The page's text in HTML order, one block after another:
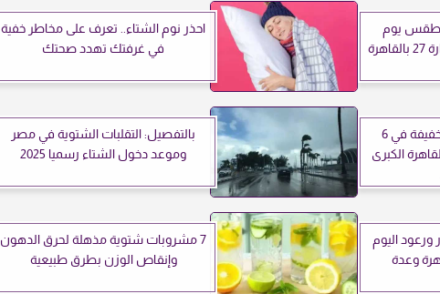
طقس يوم
احذر نوم الشتاء.. تعرف على مخاطر خفية
في غرفتك تهدد صحتك
توقعات الأرصاد: أمطار خفيفة في 6
الكبرى
بالتفصيل: التقلبات الشتوية في مصر
وموعد دخول الشتاء رسميا 2025
ورعود اليوم
وعدة
7 مشروبات شتوية مذهلة لحرق الدهون
وإنقاص الوزن بطرق طبيعية